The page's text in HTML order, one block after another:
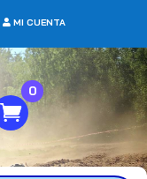
MI CUENTA
0